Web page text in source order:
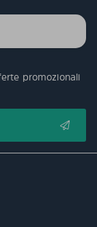
promozionali